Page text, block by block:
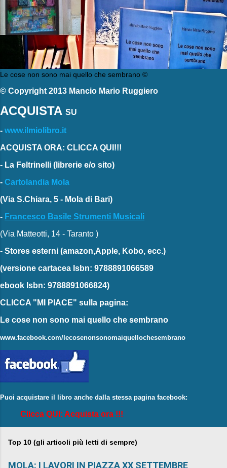
Le cose non sono mai quello che sembrano ©
© Copyright 2013 Mancio Mario Ruggiero
ACQUISTA SU
- www.ilmiolibro.it
ACQUISTA ORA: CLICCA QUI!!!
- La Feltrinelli (librerie e/o sito)
- Cartolandia Mola
(Via S.Chiara, 5 - Mola di Bari)
- Francesco Basile Strumenti Musicali
(Via Matteotti, 14 - Taranto )
- Stores esterni (amazon,Apple, Kobo, ecc.)
(versione cartacea Isbn: 9788891066589
ebook Isbn: 9788891066824)
CLICCA "MI PIACE" sulla pagina:
Le cose non sono mai quello che sembrano
www.facebook.com/lecosenonsonomaiquellochesembrano
Puoi acquistare il libro anche dalla stessa pagina facebook:
Clicca QUI: Acquista ora !!!
Top 10 (gli articoli più letti di sempre)
MOLA: I LAVORI IN PIAZZA XX SETTEMBRE